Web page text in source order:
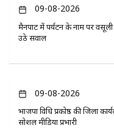
09-08-2026
मैनपाट में पर्यटन के नाम पर
उठे सवाल
09-08-2026
भाजपा विधि प्रकोष्ठ की जिला
सोशल मीडिया प्रभारी